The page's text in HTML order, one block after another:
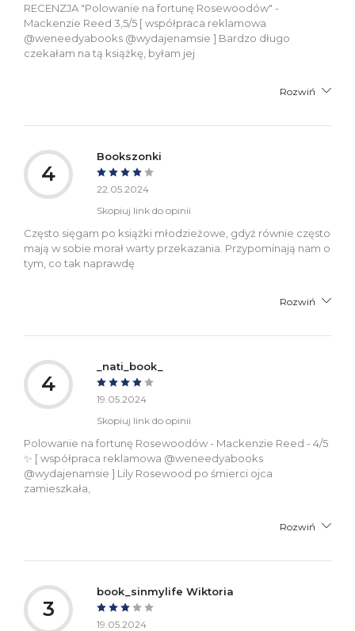
RECENZJA "Polowanie na fortunę Rosewoodów" -
Mackenzie Reed 3,5/5 [ współpraca reklamowa
@weneedyabooks @wydajenamsie ] Bardzo długo
czekałam na tą książkę, byłam jej
Rozwiń
4
Bookszonki
22.05.2024
Skopiuj link do opinii
Często sięgam po książki młodzieżowe, gdyż równie często
mają w sobie morał warty przekazania. Przypominają nam o
tym, co tak naprawdę
Rozwiń
4
_nati_book_
19.05.2024
Skopiuj link do opinii
Polowanie na fortunę Rosewoodów - Mackenzie Reed - 4/5
✨ [ współpraca reklamowa @weneedyabooks
@wydajenamsie ] Lily Rosewood po śmierci ojca
zamieszkała,
Rozwiń
3
book_sinmylife Wiktoria
19.05.2024